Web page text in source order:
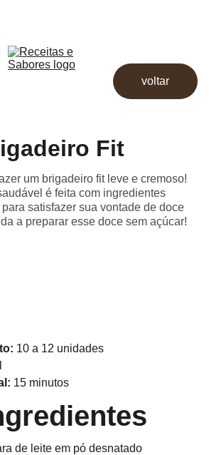
voltar
Fit
um brigadeiro fit leve e cremoso!
é feita com ingredientes
satisfazer sua vontade de doce
a preparar esse doce sem açúcar!
10 a 12 unidades
15 minutos
de leite em pó desnatado